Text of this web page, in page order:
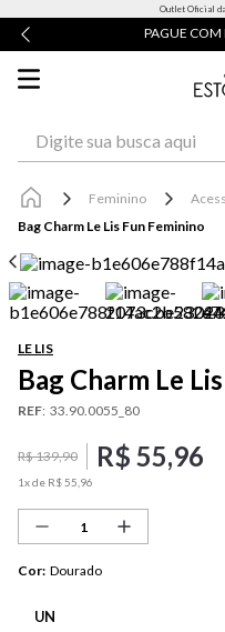
Outlet Oficial da
PAGUE COM
Feminino
Bag Charm Le Lis Fun Feminino
LE LIS
Bag Charm Le
REF: 33.90.0055_80
R$139,90 R$ 55,96
1x de R$ 55 96
Cor: Dourado
UN